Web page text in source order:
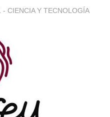
- CIENCIA Y TECNOLOGÍA